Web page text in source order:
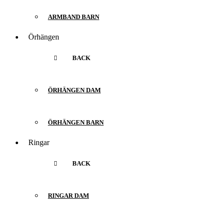
ARMBAND BARN
Örhängen
BACK
ÖRHÄNGEN DAM
ÖRHÄNGEN BARN
Ringar
BACK
RINGAR DAM